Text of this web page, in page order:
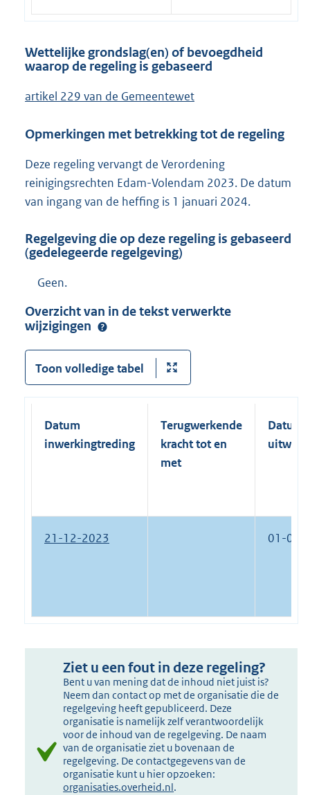
Wettelijke grondslag(en) of bevoegdheid
waarop de regeling is gebaseerd
artikel 229 van de Gemeentewet
Opmerkingen met betrekking tot de regeling
Deze regeling vervangt de Verordening
reinigingsrechten Edam-Volendam 2023. De datum
van ingang van de heffing is 1 januari 2024.
Regelgeving die op deze regeling is gebaseerd
(gedelegeerde regelgeving)
Geen.
Overzicht van in de tekst verwerkte
wijzigingen
Toon volledige tabel
Datum
inwerkingtreding
Terugwerkende
kracht tot en
met
Datum
21-12-2023 01-01-
Ziet u een fout in deze regeling?
Bent u van mening dat de inhoud niet juist is?
Neem dan contact op met de organisatie die de
regelgeving heeft gepubliceerd. Deze
organisatie is namelijk zelf verantwoordelijk
voor de inhoud van de regelgeving. De naam
van de organisatie ziet u bovenaan de
regelgeving. De contactgegevens van de
organisatie kunt u hier opzoeken:
organisaties.overheid.nl.